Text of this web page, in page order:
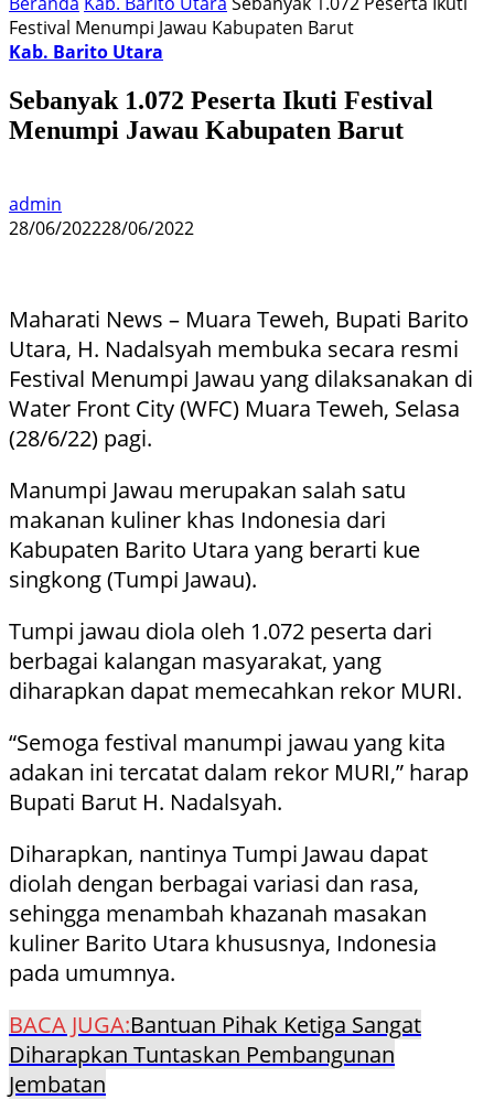
Festival Menumpi Jawau Kabupaten Barut
Kab. Barito Utara
Sebanyak 1.072 Peserta Ikuti Festival
Menumpi Jawau Kabupaten Barut
admin
28/06/202228/06/2022
Maharati News – Muara Teweh, Bupati Barito
Utara, H. Nadalsyah membuka secara resmi
Festival Menumpi Jawau yang dilaksanakan di
Water Front City (WFC) Muara Teweh, Selasa
(28/6/22) pagi.
Manumpi Jawau merupakan salah satu
makanan kuliner khas Indonesia dari
Kabupaten Barito Utara yang berarti kue
singkong (Tumpi Jawau).
Tumpi jawau diola oleh 1.072 peserta dari
berbagai kalangan masyarakat, yang
diharapkan dapat memecahkan rekor MURI.
“Semoga festival manumpi jawau yang kita
adakan ini tercatat dalam rekor MURI,” harap
Bupati Barut H. Nadalsyah.
Diharapkan, nantinya Tumpi Jawau dapat
diolah dengan berbagai variasi dan rasa,
sehingga menambah khazanah masakan
kuliner Barito Utara khususnya, Indonesia
pada umumnya.
BACA JUGA:Bantuan Pihak Ketiga Sangat
Diharapkan Tuntaskan Pembangunan
Jembatan